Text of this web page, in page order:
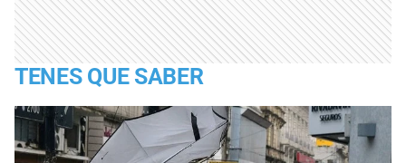
TENES QUE SABER